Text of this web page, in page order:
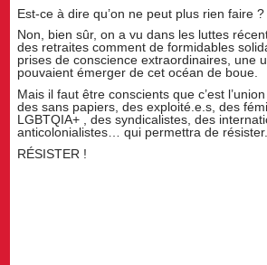
Est-ce à dire qu’on ne peut plus rien faire ?
Non, bien sûr, on a vu dans les luttes
des retraites comment de formidables
prises de conscience extraordinaires, une
pouvaient émerger de cet océan de boue.
Mais il faut être conscients que c’est
des sans papiers, des exploité.e.s, des
LGBTQIA+ , des syndicalistes, des
anticolonialistes… qui permettra de résister.
RÉSISTER !